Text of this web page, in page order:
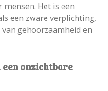
mensen. Het is een
een zware verplichting,
gehoorzaamheid en
onzichtbare